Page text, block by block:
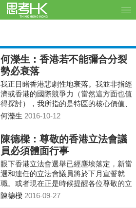
何濼生：香港若不能彌合分裂
勢必衰落
我正目睹香港悲劇性地衰落。我並非指經
濟或香港的國際競爭力（當然這方面也值
得探討），我所指的是特區的核心價值、
香港的特性，以及我曾說的城市之“魂”。
何濼生 2016-10-12
陳德樑：尊敬的香港立法會議
員必須體面行事
眼下香港立法會選舉已經塵埃落定，新當
選和連任的立法會議員將於下月宣誓就
職。或者現在正是時候提醒各位尊敬的立
法會議員，尤其是那些新當選議員，他們
陳德樑 2016-09-27